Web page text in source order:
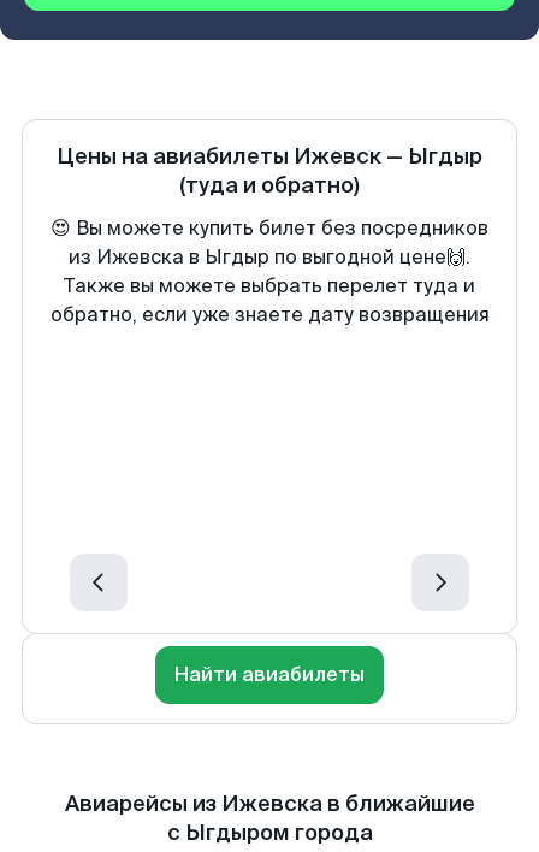
Цены на авиабилеты Ижевск — Ыгдыр
(туда и обратно)
😍 Вы можете купить билет без посредников
из Ижевска в Ыгдыр по выгодной цене🙌.
Также вы можете выбрать перелет туда и
обратно, если уже знаете дату возвращения
Найти авиабилеты
Авиарейсы из Ижевска в ближайшие
с Ыгдыром города